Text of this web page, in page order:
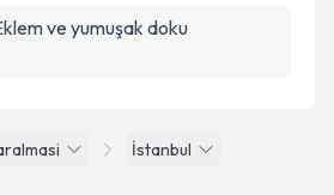
İstanbul
ve yumuşak doku